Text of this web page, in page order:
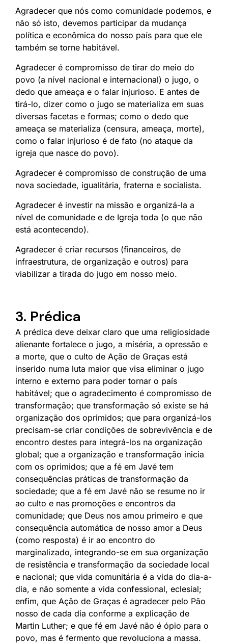
Agradecer que nós como comunidade podemos, e
não só isto, devemos participar da mudança
política e econômica do nosso país para que ele
também se torne habitável.
Agradecer é compromisso de tirar do meio do
povo (a nível nacional e internacional) o jugo, o
dedo que ameaça e o falar injurioso. E antes de
tirá-lo, dizer como o jugo se materializa em suas
diversas facetas e formas; como o dedo que
ameaça se materializa (censura, ameaça, morte),
como o falar injurioso é de fato (no ataque da
igreja que nasce do povo).
Agradecer é compromisso de construção de uma
nova sociedade, igualitária, fraterna e socialista.
Agradecer é investir na missão e organizá-la a
nível de comunidade e de Igreja toda (o que não
está acontecendo).
Agradecer é criar recursos (financeiros, de
infraestrutura, de organização e outros) para
viabilizar a tirada do jugo em nosso meio.
3. Prédica
A prédica deve deixar claro que uma religiosidade
alienante fortalece o jugo, a miséria, a opressão e
a morte, que o culto de Ação de Graças está
inserido numa luta maior que visa eliminar o jugo
interno e externo para poder tornar o país
habitável; que o agradecimento é compromisso de
transformação; que transformação só existe se há
organização dos oprimidos; que para organizá-los
precisam-se criar condições de sobrevivência e de
encontro destes para integrá-los na organização
global; que a organização e transformação inicia
com os oprimidos; que a fé em Javé tem
consequências práticas de transformação da
sociedade; que a fé em Javé não se resume no ir
ao culto e nas promoções e encontros da
comunidade; que Deus nos amou primeiro e que
consequência automática de nosso amor a Deus
(como resposta) é ir ao encontro do
marginalizado, integrando-se em sua organização
de resistência e transformação da sociedade local
e nacional; que vida comunitária é a vida do dia-a-
dia, e não somente a vida confessional, eclesial;
enfim, que Ação de Graças é agradecer pelo Pão
nosso de cada dia conforme a explicação de
Martin Luther; e que fé em Javé não é ópio para o
povo, mas é fermento que revoluciona a massa.